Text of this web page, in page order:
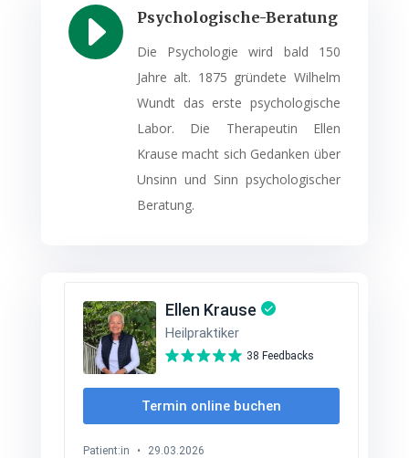
E Psychologische-Beratung
Die Psychologie wird bald 150
Jahre alt. 1875 gründete Wilhelm
Wundt das erste psychologische
Labor. Die Therapeutin Ellen
Krause macht sich Gedanken über
Unsinn und Sinn psychologischer
Beratung.